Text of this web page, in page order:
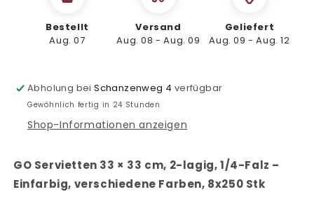
cm,
Falz
–
verschiedene
2.000
Stk
Falz
Einfarbig,
verschiedene
2.000
Stk
Bestellt
Aug. 07
Versand
Aug. 08 - Aug. 09
Geliefert
Aug. 09 - Aug. 12
Abholung beiSchanzenweg 4 verfügbar
Gewöhnlich fertig in 24 Stunden
Shop-Informationen anzeigen
GO Servietten 33 × 33 cm, 2-lagig, 1/4-Falz –
Einfarbig, verschiedene Farben, 8x250 Stk